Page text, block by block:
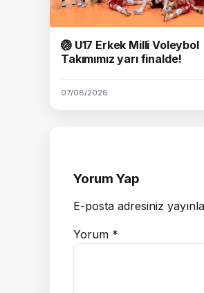
🏐 U17 Erkek Milli Voleybol
Takımımız yarı finalde!
07/08/2026
Yorum Yap
E-posta adresiniz
Yorum *